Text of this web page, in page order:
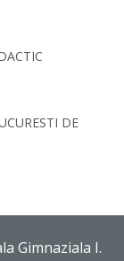
DE
Gimnaziala I.